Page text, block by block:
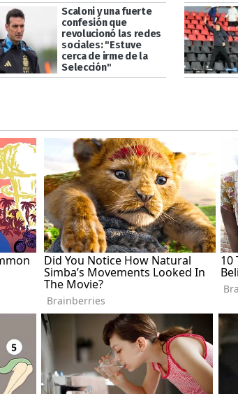
Scaloni y una fuerte
confesión que
revolucionó las redes
sociales: "Estuve
cerca de irme de la
Selección"